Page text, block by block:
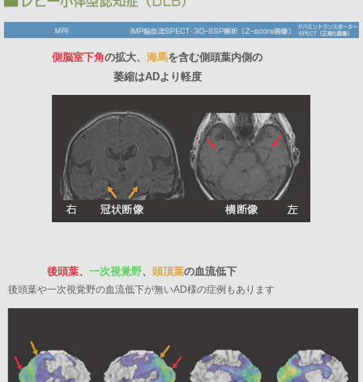
側脳室下角の拡大、 海馬を含む側頭葉内側の
萎縮はADより軽度
後頭葉、 一次視覚野、 頭頂葉の血流低下
後頭葉や一次視覚野の血流低下が無いAD様の症例もあります